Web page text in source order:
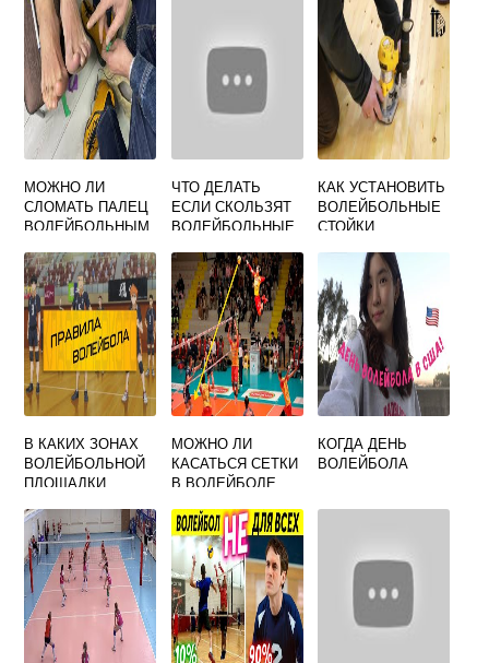
МОЖНО ЛИ
СЛОМАТЬ ПАЛЕЦ
ВОЛЕЙБОЛЬНЫМ
ЧТО ДЕЛАТЬ
ЕСЛИ СКОЛЬЗЯТ
ВОЛЕЙБОЛЬНЫЕ
КАК УСТАНОВИТЬ
ВОЛЕЙБОЛЬНЫЕ
СТОЙКИ
В КАКИХ ЗОНАХ
ВОЛЕЙБОЛЬНОЙ
ПЛОЩАДКИ
ИГРОКИ
НАПАДАЮЩЕЙ
ЛИНИИ
МОЖНО ЛИ
КАСАТЬСЯ СЕТКИ
В ВОЛЕЙБОЛЕ
КОГДА ДЕНЬ
ВОЛЕЙБОЛА